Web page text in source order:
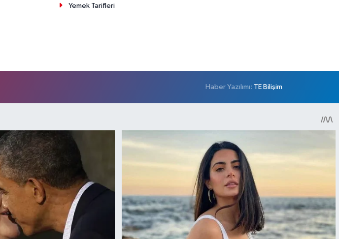
Yemek Tarifleri
Haber Yazılımı: TE Bilişim